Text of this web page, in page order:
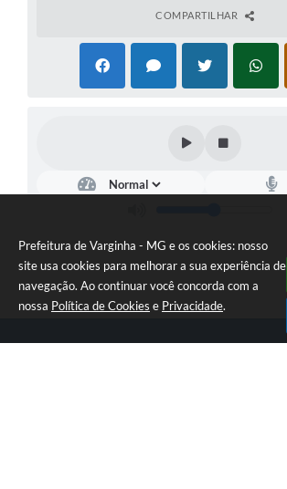
Prefeitura de Varginha - MG e os cookies: nosso
site usa cookies para melhorar a sua experiência de
navegação. Ao continuar você concorda com a
nossa Política de Cookies e Privacidade.
COMPARTILHAR